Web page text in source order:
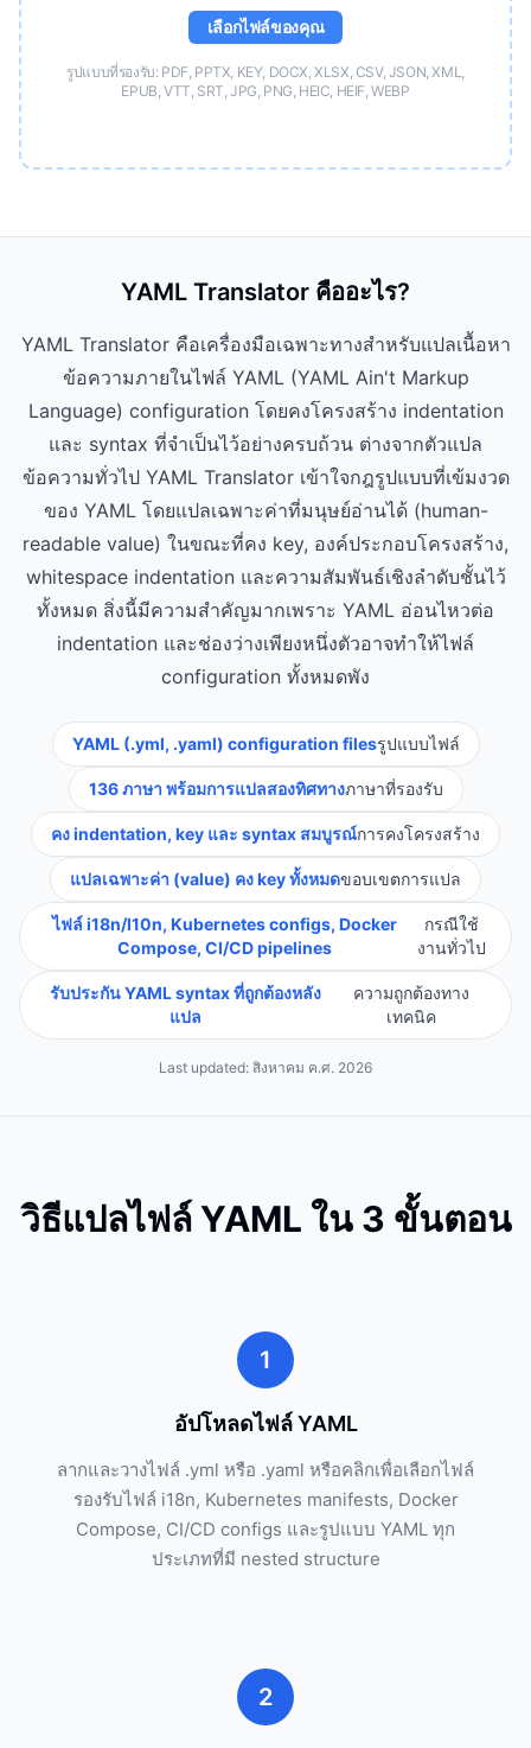
เลือกไฟล์ของคุณ
รูปแบบที่รองรับ: PDF, PPTX, KEY, DOCX, XLSX, CSV, JSON, XML,
EPUB, VTT, SRT, JPG, PNG, HEIC, HEIF, WEBP
YAML Translator คืออะไร?
YAML Translator คือเครื่องมือเฉพาะทางสำหรับแปลเนื้อหา
ข้อความภายในไฟล์ YAML (YAML Ain't Markup
Language) configuration โดยคงโครงสร้าง indentation
และ syntax ที่จำเป็นไว้อย่างครบถ้วน ต่างจากตัวแปล
ข้อความทั่วไป YAML Translator เข้าใจกฎรูปแบบที่เข้มงวด
ของ YAML โดยแปลเฉพาะค่าที่มนุษย์อ่านได้ (human-
readable value) ในขณะที่คง key, องค์ประกอบโครงสร้าง,
whitespace indentation และความสัมพันธ์เชิงลำดับชั้นไว้
ทั้งหมด สิ่งนี้มีความสำคัญมากเพราะ YAML อ่อนไหวต่อ
indentation และช่องว่างเพียงหนึ่งตัวอาจทำให้ไฟล์
configuration ทั้งหมดพัง
YAML (.yml, .yaml) configuration filesรูปแบบไฟล์
136 ภาษา พร้อมการแปลสองทิศทางภาษาที่รองรับ
คง indentation, key และ syntax สมบูรณ์การคงโครงสร้าง
แปลเฉพาะค่า (value) คง key ทั้งหมดขอบเขตการแปล
ไฟล์ i18n/l10n, Kubernetes configs, Docker
Compose, CI/CD pipelines
กรณีใช้
งานทั่วไป
รับประกัน YAML syntax ที่ถูกต้องหลัง
แปล
ความถูกต้องทาง
เทคนิค
Last updated: สิงหาคม ค.ศ. 2026
วิธีแปลไฟล์ YAML ใน 3 ขั้นตอน
1
อัปโหลดไฟล์ YAML
ลากและวางไฟล์ .yml หรือ .yaml หรือคลิกเพื่อเลือกไฟล์
รองรับไฟล์ i18n, Kubernetes manifests, Docker
Compose, CI/CD configs และรูปแบบ YAML ทุก
ประเภทที่มี nested structure
2